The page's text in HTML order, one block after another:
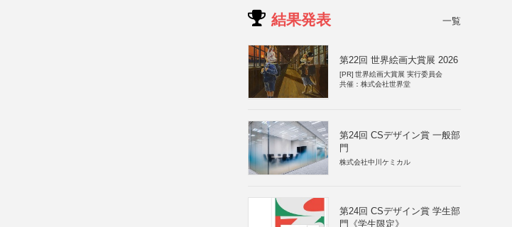
結果発表 一覧
第22回 世界絵画大賞展 2026
[PR] 世界絵画大賞展 実行委員会
共催：株式会社世界堂
第24回 CSデザイン賞 一般部
門
株式会社中川ケミカル
第24回 CSデザイン賞 学生部
門《学生限定》